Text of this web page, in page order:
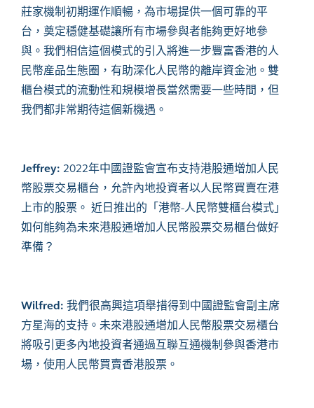
莊家機制初期運作順暢，為市場提供一個可靠的平
台，奠定穩健基礎讓所有市場參與者能夠更好地參
與。我們相信這個模式的引入將進一步豐富香港的人
民幣産品生態圈，有助深化人民幣的離岸資金池。 雙
櫃台模式的流動性和規模增長當然需要一些時間 ，但
我們都非常期待這個新機遇。
Jeffrey: 2022年中國證監會宣布支持港股通增加人民
幣股票交易櫃台 ， 允許內地投資者以人民幣買賣在港
上市的股票。 近日推出的「港幣-人民幣雙櫃台模式」
如何能夠為未來港股通增加人民幣股票交易櫃台做好
準備？
Wilfred: 我們很高興這項舉措得到中國證監會副主席
方星海的支持。未來港股通增加人民幣股票交易櫃台
將吸引更多內地投資者通過互聯互通機制參與香港市
場，使用人民幣買賣香港股票。